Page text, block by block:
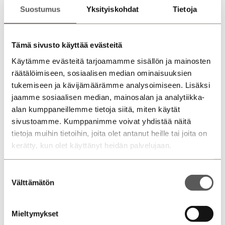
Suostumus Yksityiskohdat Tietoja
Tämä sivusto käyttää evästeitä
Käytämme evästeitä tarjoamamme sisällön ja mainosten
räätälöimiseen, sosiaalisen median ominaisuuksien
tukemiseen ja kävijämäärämme analysoimiseen. Lisäksi
jaamme sosiaalisen median, mainosalan ja analytiikka-
alan kumppaneillemme tietoja siitä, miten käytät
sivustoamme. Kumppanimme voivat yhdistää näitä
tietoja muihin tietoihin, joita olet antanut heille tai joita on
kerätty, kun olet käyttänyt heidän palvelujaan.
valinta
Välttämätön
Mieltymykset
Jyväskylä, Palanderinkatu
Jyväskylä, Aholaidantie
Savilahden Auto Savonlinna
Palanderinkatu 1, 40320, Jyväskylä
Lisää tietoa toimipisteestä »
Poikkeavat aukioloaikamme»
Varaosat